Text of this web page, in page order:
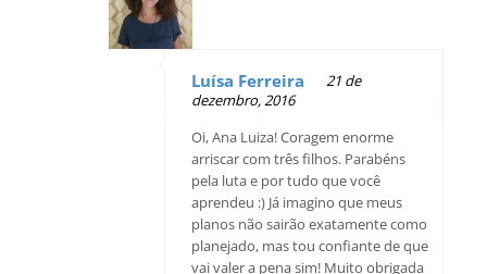
Luísa Ferreira
21 de
dezembro, 2016
Oi, Ana Luiza! Coragem enorme
arriscar com três filhos. Parabéns
pela luta e por tudo que você
aprendeu :) Já imagino que meus
planos não sairão exatamente como
planejado, mas tou confiante de que
vai valer a pena sim! Muito obrigada